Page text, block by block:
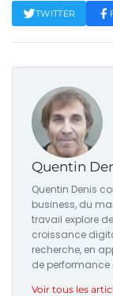
TWITTER
Quentin
Quentin Denis
business, du
travail explore
croissance
recherche, en
de performance
Voir tous les